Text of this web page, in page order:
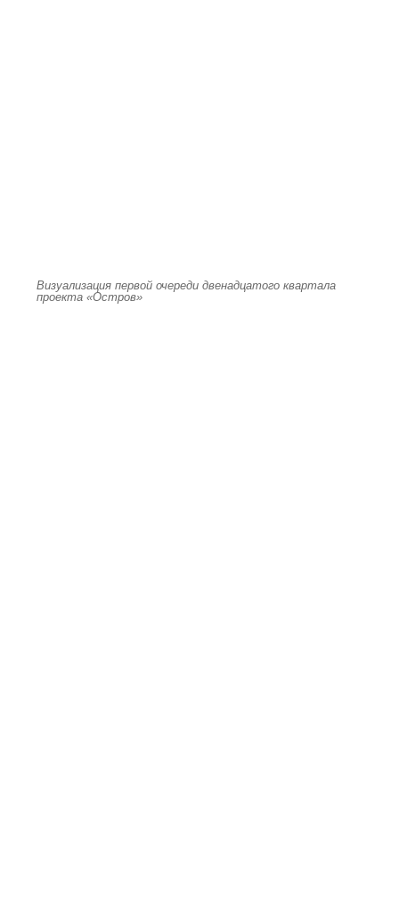
Визуализация первой очереди двенадцатого квартала
проекта «Остров»